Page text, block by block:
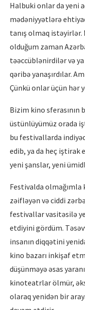
Halbuki onlar da yeni
mədəniyyətlərə
tanış olmaq
olduğum zaman
təəccüblənirdilər və
qəribə yanaşırdılar.
Çünkü onlar üçün hər
Bizim kino sferasının
üstünlüyümüz orada
bu festivallarda
edib, ya da heç iştirak
yeni şanslar, yeni
Festivalda olmağımla
zəifləyən və ciddi
festivallar vasitəsilə
etdiyini gördüm.
insanın diqqətini
kino bazarı inkişaf
düşünməyə əsas
kinoteatrlar ölmür,
olaraq yenidən bir